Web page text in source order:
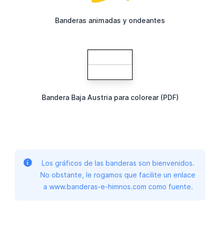
Banderas animadas y ondeantes
Bandera Baja Austria para colorear (PDF)
Los gráficos de las banderas son bienvenidos.
No obstante, le rogamos que facilite un enlace
a www.banderas-e-himnos.com como fuente.